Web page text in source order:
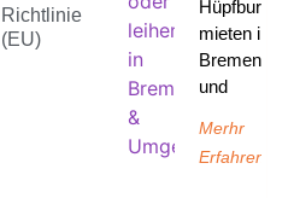
Richtlinie
(EU)
Hüpfburg
mieten in
Bremen
und
Merhr
Erfahren